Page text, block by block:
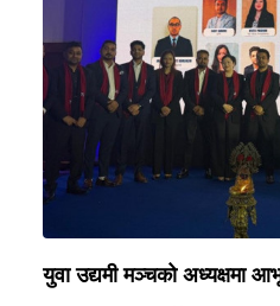
युवा उद्यमी मञ्चको अध्यक्षमा